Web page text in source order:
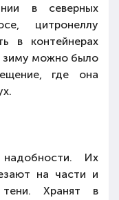
в северных
цитронеллу
в контейнерах
зиму можно было
где она
Их
на части и
Хранят в